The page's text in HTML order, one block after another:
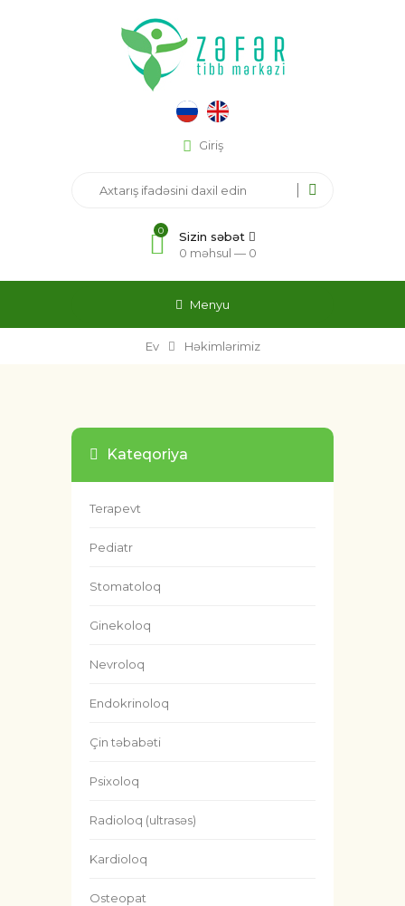
Giriş
0
Sizin səbət
0 məhsul — 0
Menyu
Ev Həkimlərimiz
Kateqoriya
Terapevt
Pediatr
Stomatoloq
Ginekoloq
Nevroloq
Endokrinoloq
Çin təbabəti
Psixoloq
Radioloq (ultrasəs)
Kardioloq
Osteopat